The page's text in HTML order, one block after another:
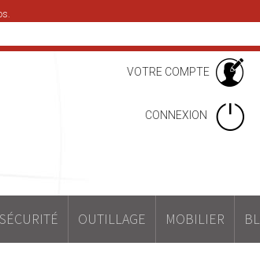
VOTRE COMPTE
CONNEXION
SÉCURITÉ OUTILLAGE MOBILIER